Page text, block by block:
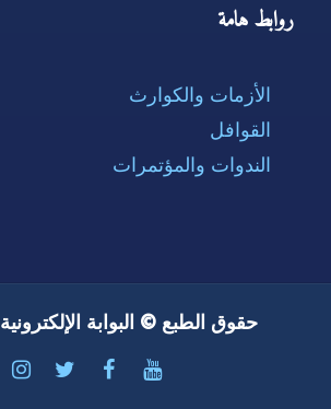
روابط هامة
الأزمات والكوارث
القوافل
الندوات والمؤتمرات
حقوق الطبع © البوابة الإلكترونية